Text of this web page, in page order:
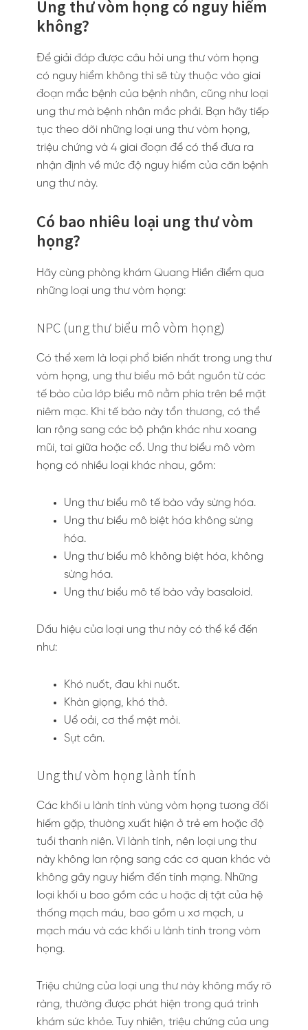
Ung thư vòm họng có nguy hiểm
không?
Để giải đáp được câu hỏi ung thư vòm họng
có nguy hiểm không thì sẽ tùy thuộc vào giai
đoạn mắc bệnh của bệnh nhân, cũng như loại
ung thư mà bệnh nhân mắc phải. Bạn hãy tiếp
tục theo dõi những loại ung thư vòm họng,
triệu chứng và 4 giai đoạn để có thể đưa ra
nhận định về mức độ nguy hiểm của căn bệnh
ung thư này.
Có bao nhiêu loại ung thư vòm
họng?
Hãy cùng phòng khám Quang Hiền điểm qua
những loại ung thư vòm họng:
NPC (ung thư biểu mô vòm họng)
Có thể xem là loại phổ biến nhất trong ung thư
vòm họng, ung thư biểu mô bắt nguồn từ các
tế bào của lớp biểu mô nằm phía trên bề mặt
niêm mạc. Khi tế bào này tổn thương, có thể
lan rộng sang các bộ phận khác như xoang
mũi, tai giữa hoặc cổ. Ung thư biểu mô vòm
họng có nhiều loại khác nhau, gồm:
Ung thư biểu mô tế bào vảy sừng hóa.
Ung thư biểu mô biệt hóa không sừng
hóa.
Ung thư biểu mô không biệt hóa, không
sừng hóa.
Ung thư biểu mô tế bào vảy basaloid.
Dấu hiệu của loại ung thư này có thể kể đến
như:
Khó nuốt, đau khi nuốt.
Khàn giọng, khó thở.
Uể oải, cơ thể mệt mỏi.
Sụt cân.
Ung thư vòm họng lành tính
Các khối u lành tính vùng vòm họng tương đối
hiếm gặp, thường xuất hiện ở trẻ em hoặc độ
tuổi thanh niên. Vì lành tính, nên loại ung thư
này không lan rộng sang các cơ quan khác và
không gây nguy hiểm đến tính mạng. Những
loại khối u bao gồm các u hoặc dị tật của hệ
thống mạch máu, bao gồm u xơ mạch, u
mạch máu và các khối u lành tính trong vòm
họng.
Triệu chứng của loại ung thư này không mấy rõ
ràng, thường được phát hiện trong quá trình
khám sức khỏe. Tuy nhiên, triệu chứng của ung